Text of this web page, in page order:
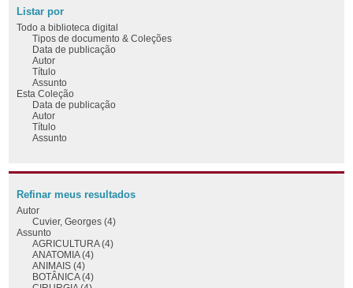
Listar por
Todo a biblioteca digital
Tipos de documento & Coleções
Data de publicação
Autor
Título
Assunto
Esta Coleção
Data de publicação
Autor
Título
Assunto
Refinar meus resultados
Autor
Cuvier, Georges (4)
Assunto
AGRICULTURA (4)
ANATOMIA (4)
ANIMAIS (4)
BOTÂNICA (4)